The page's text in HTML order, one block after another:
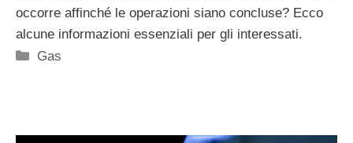
occorre affinché le operazioni siano concluse? Ecco
alcune informazioni essenziali per gli interessati.
Categorie
Gas